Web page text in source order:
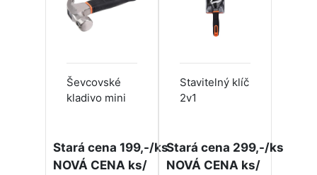
Ševcovské
kladivo mini
Stará cena 199,-/ks
NOVÁ CENA ks/
Stavitelný klíč
2v1
Stará cena 299,-/ks
NOVÁ CENA ks/